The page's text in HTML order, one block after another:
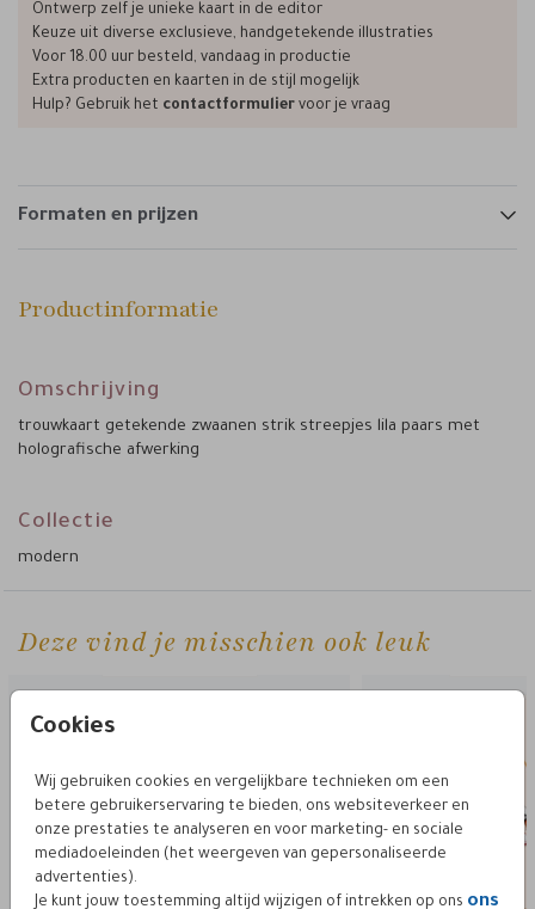
Cookies
Wij gebruiken cookies en vergelijkbare technieken om een
betere gebruikerservaring te bieden, ons websiteverkeer en
onze prestaties te analyseren en voor marketing- en sociale
mediadoeleinden (het weergeven van gepersonaliseerde
advertenties).
Je kunt jouw toestemming altijd wijzigen of intrekken op ons ons
Ontwerp zelf je unieke kaart in de editor
Keuze uit diverse exclusieve, handgetekende illustraties
Voor 18.00 uur besteld, vandaag in productie
Extra producten en kaarten in de stijl mogelijk
Hulp? Gebruik het contactformulier voor je vraag
Formaten en prijzen
Productinformatie
Omschrijving
trouwkaart getekende zwaanen strik streepjes lila paars met
holografische afwerking
Collectie
modern
Deze vind je misschien ook leuk